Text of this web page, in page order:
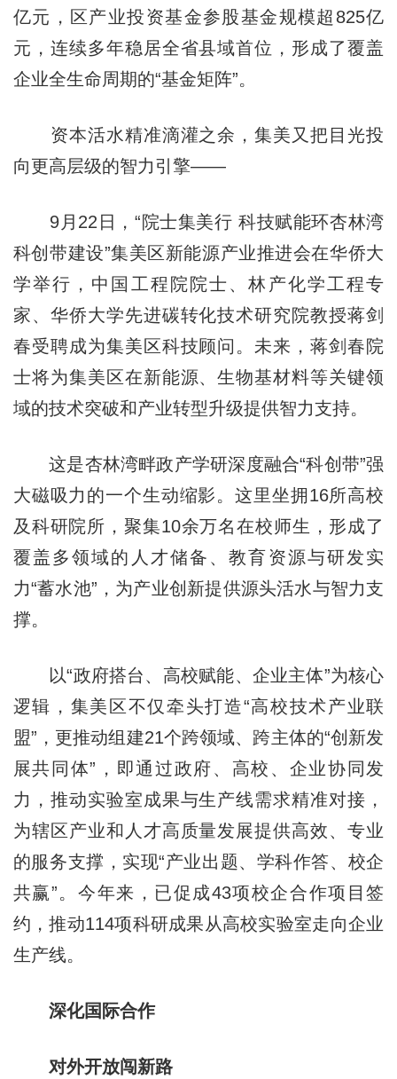
亿元，区产业投资基金参股基金规模超825亿
元，连续多年稳居全省县域首位，形成了覆盖
企业全生命周期的“基金矩阵”。
资本活水精准滴灌之余，集美又把目光投
向更高层级的智力引擎——
9月22日，“院士集美行 科技赋能环杏林湾
科创带建设”集美区新能源产业推进会在华侨大
学举行，中国工程院院士、林产化学工程专
家、华侨大学先进碳转化技术研究院教授蒋剑
春受聘成为集美区科技顾问。未来，蒋剑春院
士将为集美区在新能源、生物基材料等关键领
域的技术突破和产业转型升级提供智力支持。
这是杏林湾畔政产学研深度融合“科创带”强
大磁吸力的一个生动缩影。这里坐拥16所高校
及科研院所，聚集10余万名在校师生，形成了
覆盖多领域的人才储备、教育资源与研发实
力“蓄水池”，为产业创新提供源头活水与智力支
撑。
以“政府搭台、高校赋能、企业主体”为核心
逻辑，集美区不仅牵头打造“高校技术产业联
盟”，更推动组建21个跨领域、跨主体的“创新发
展共同体”，即通过政府、高校、企业协同发
力，推动实验室成果与生产线需求精准对接，
为辖区产业和人才高质量发展提供高效、专业
的服务支撑，实现“产业出题、学科作答、校企
共赢”。今年来，已促成43项校企合作项目签
约，推动114项科研成果从高校实验室走向企业
生产线。
深化国际合作
对外开放闯新路